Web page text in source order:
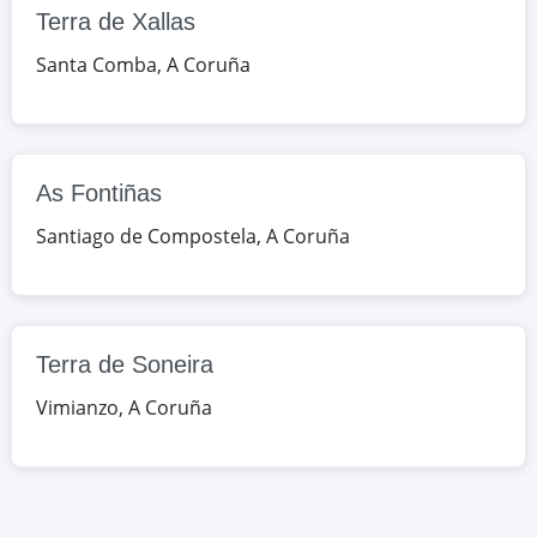
RU/ESTOCOLMO 5, Santiago de
Compostela, A Coruña, España
España
Terra de Xallas
Santa Comba, A Coruña
As Fontiñas
Santiago de Compostela, A Coruña
Terra de Soneira
Vimianzo, A Coruña